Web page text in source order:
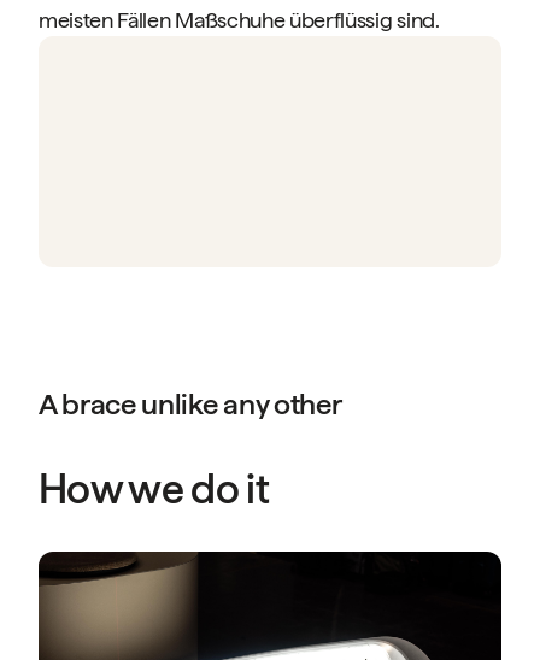
meisten Fällen Maßschuhe überflüssig sind.
A brace unlike any other
How we do it